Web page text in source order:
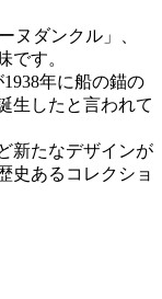
ヌダンクル」、
です。
年に船の錨の
生したと言われて
新たなデザインが
史あるコレクショ